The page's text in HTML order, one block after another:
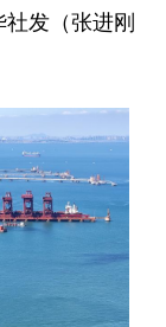
发（张进刚